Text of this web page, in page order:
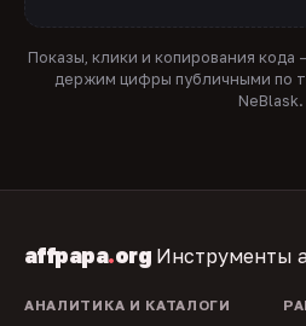
Показы, клики и копирования кода
держим цифры публичными по
NeBlask.
affpapa.org Инструменты
АНАЛИТИКА И КАТАЛОГИ